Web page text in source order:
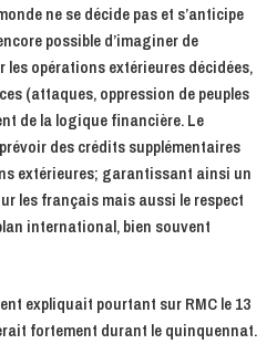
ne se décide pas et s’anticipe
possible d’imaginer de
opérations extérieures décidées,
(attaques, oppression de peuples
de la logique financière. Le
des crédits supplémentaires
extérieures; garantissant ainsi un
les français mais aussi le respect
international, bien souvent
expliquait pourtant sur RMC le 13
fortement durant le quinquennat.